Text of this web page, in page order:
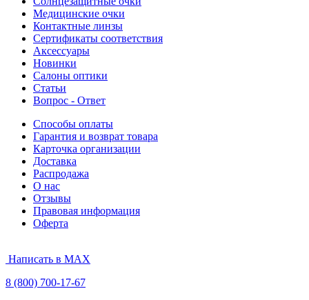
Медицинские очки
Контактные линзы
Сертификаты соответствия
Аксессуары
Новинки
Салоны оптики
Статьи
Вопрос - Ответ
Способы оплаты
Гарантия и возврат товара
Карточка организации
Доставка
Распродажа
О нас
Отзывы
Правовая информация
Оферта
Написать в MAX
8 (800) 700-17-67